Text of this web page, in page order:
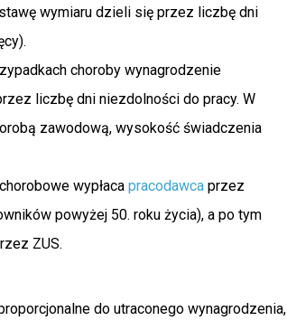
wymiaru dzieli się przez liczbę dni
choroby wynagrodzenie
liczbę dni niezdolności do pracy. W
zawodową, wysokość świadczenia
wypłaca pracodawca przez
powyżej 50. roku życia), a po tym
ZUS.
do utraconego wynagrodzenia,